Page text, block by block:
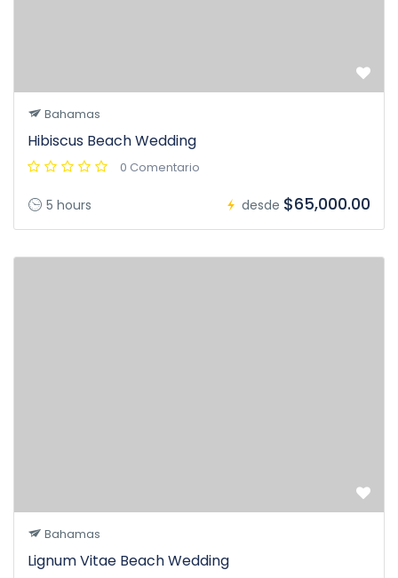
Bahamas
Hibiscus Beach Wedding
0 Comentario
5 hours desde $65,000.00
Bahamas
Lignum Vitae Beach Wedding